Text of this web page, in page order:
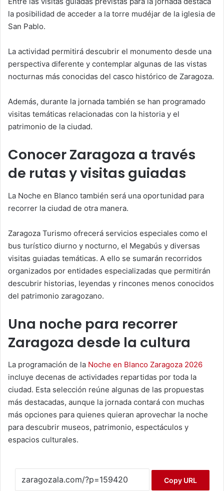
la posibilidad de acceder a la torre mudéjar de la iglesia de
San Pablo.
La actividad permitirá descubrir el monumento desde una
perspectiva diferente y contemplar algunas de las vistas
nocturnas más conocidas del casco histórico de Zaragoza.
Además, durante la jornada también se han programado
visitas temáticas relacionadas con la historia y el
patrimonio de la ciudad.
Conocer Zaragoza a través
de rutas y visitas guiadas
La Noche en Blanco también será una oportunidad para
recorrer la ciudad de otra manera.
Zaragoza Turismo ofrecerá servicios especiales como el
bus turístico diurno y nocturno, el Megabús y diversas
visitas guiadas temáticas. A ello se sumarán recorridos
organizados por entidades especializadas que permitirán
descubrir historias, leyendas y rincones menos conocidos
del patrimonio zaragozano.
Una noche para recorrer
Zaragoza desde la cultura
La programación de la Noche en Blanco Zaragoza 2026
incluye decenas de actividades repartidas por toda la
ciudad. Esta selección reúne algunas de las propuestas
más destacadas, aunque la jornada contará con muchas
más opciones para quienes quieran aprovechar la noche
para descubrir museos, patrimonio, espectáculos y
espacios culturales.
Copy URL